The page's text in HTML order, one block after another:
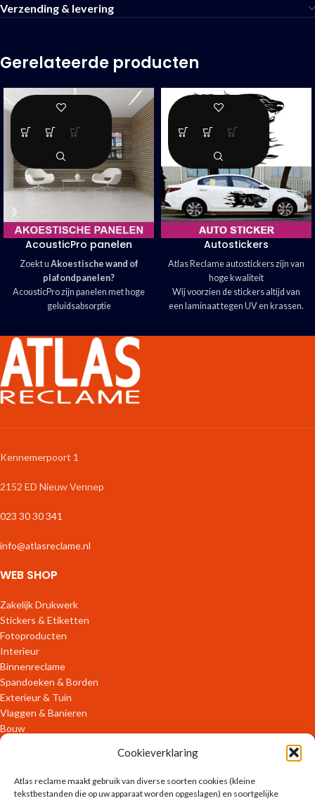
Cookieverklaring
Atlas reclame maakt gebruik van diverse soorten cookies (kleine
tekstbestanden die op uw apparaat worden opgeslagen) en soortgelijke
Verzending & levering
Gerelateerde producten
AcousticPro panelen
Zoekt u Akoestische wand of
plafondpanelen?
AcousticPro zijn panelen met hoge
geluidsabsorptie
design voor een mooi interieur
de panelen zijn voorzien van een
eenvoudig te monteren frame
Het akoestisch materiaal is
gemaakt van gerecyclede
spijkerbroeken.
Autostickers
Atlas Reclame autostickers zijn van
hoge kwaliteit
Wij voorzien de stickers altijd van
een laminaat tegen UV en krassen.
op alle voer- en vaartuigen.
Kennemerpoort 1
2152 ED Nieuw Vennep
023 30 30 341
info@atlasreclame.nl
WEB SHOP
Zakelijk Drukwerk
Stickers & Etiketten
Fotoproducten
Interieur
Binnenreclame
Spandoeken & Borden
Exterieur & Tuin
Vlaggen & Banieren
Bouw
Verpakkingen